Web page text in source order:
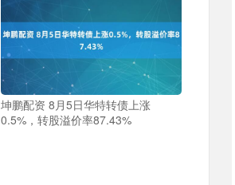
坤鹏配资 8月5日华特转债上涨
0.5%，转股溢价率87.43%